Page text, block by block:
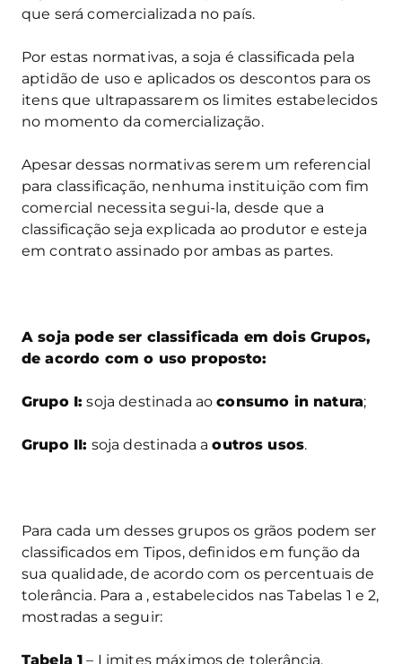
que será comercializada no país.
Por estas normativas, a soja é classificada pela
aptidão de uso e aplicados os descontos para os
itens que ultrapassarem os limites estabelecidos
no momento da comercialização.
Apesar dessas normativas serem um referencial
para classificação, nenhuma instituição com fim
comercial necessita segui-la, desde que a
classificação seja explicada ao produtor e esteja
em contrato assinado por ambas as partes.
A soja pode ser classificada em dois Grupos,
de acordo com o uso proposto:
Grupo I: soja destinada aoconsumo in natura;
Grupo II: soja destinada aoutros usos.
Para cada um desses grupos os grãos podem ser
classificados em Tipos, definidos em função da
sua qualidade, de acordo com os percentuais de
tolerância. Para a , estabelecidos nas Tabelas 1 e 2,
mostradas a seguir:
Tabela 1 – Limites máximos de tolerância,